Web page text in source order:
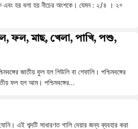
এবং হর বলা হয় নীচের অংশকে। যেমন : ২/৪ । ২=
ফল, মাছ, খেলা, পাখি, পশু,
জাতীয় ফুল হল শিউলি বা শেফালি। পশ্চিমবঙ্গের
ফল হল আম। পশ্চিমবঙ্গের…
যোনি। এই শব্দটি সাধারণত গালি দেয়ার জন্য ব্যবহার করা